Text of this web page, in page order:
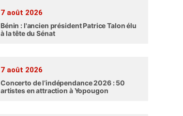
7 août 2026
Bénin : l'ancien président Patrice Talon élu
à la tête du Sénat
7 août 2026
Concerto de l’indépendance 2026 : 50
artistes en attraction à Yopougon